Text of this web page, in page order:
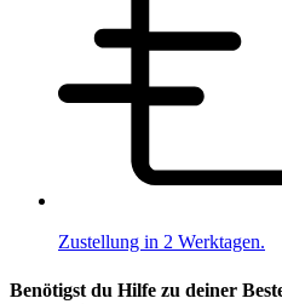
Zustellung in 2 Werktagen.
Benötigst du Hilfe zu deiner